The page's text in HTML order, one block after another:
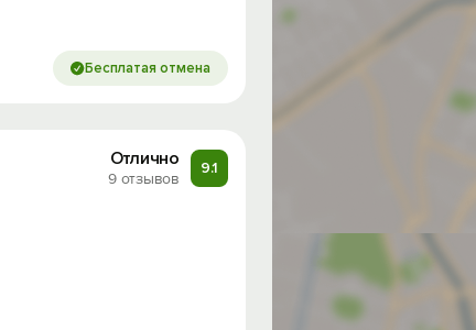
Бесплатая отмена
Отлично
9 отзывов
9.1